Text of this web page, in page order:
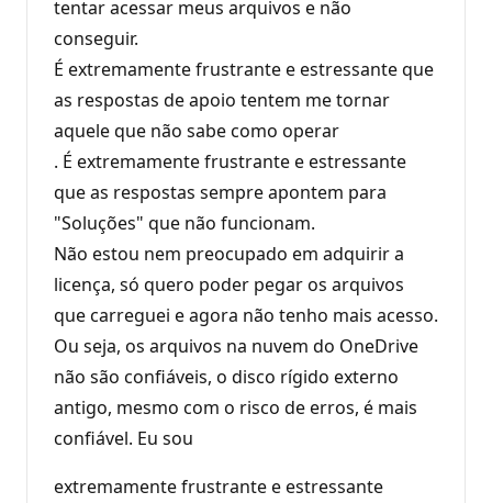
tentar acessar meus arquivos e não
conseguir.
É extremamente frustrante e estressante que
as respostas de apoio tentem me tornar
aquele que não sabe como operar
. É extremamente frustrante e estressante
que as respostas sempre apontem para
"Soluções" que não funcionam.
Não estou nem preocupado em adquirir a
licença, só quero poder pegar os arquivos
que carreguei e agora não tenho mais acesso.
Ou seja, os arquivos na nuvem do OneDrive
não são confiáveis, o disco rígido externo
antigo, mesmo com o risco de erros, é mais
confiável. Eu sou
extremamente frustrante e estressante